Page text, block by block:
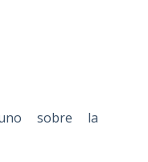
sobre la